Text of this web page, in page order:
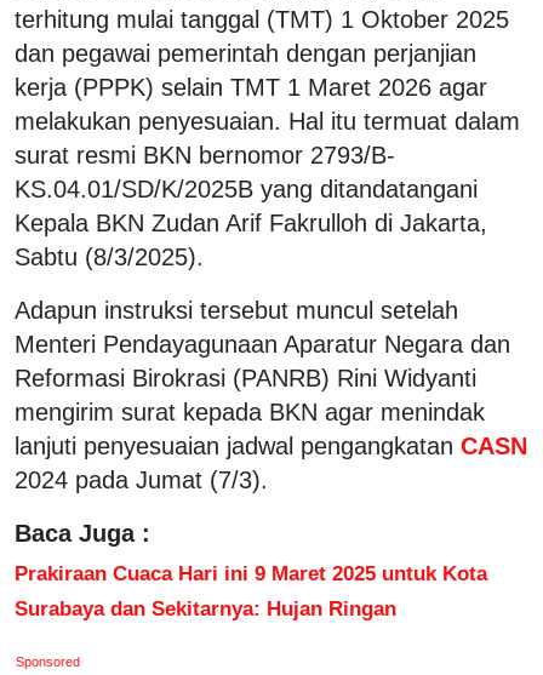
terhitung mulai tanggal (TMT) 1 Oktober 2025
dan pegawai pemerintah dengan perjanjian
kerja (PPPK) selain TMT 1 Maret 2026 agar
melakukan penyesuaian. Hal itu termuat dalam
surat resmi BKN bernomor 2793/B-
KS.04.01/SD/K/2025B yang ditandatangani
Kepala BKN Zudan Arif Fakrulloh di Jakarta,
Sabtu (8/3/2025).
Adapun instruksi tersebut muncul setelah
Menteri Pendayagunaan Aparatur Negara dan
Reformasi Birokrasi (PANRB) Rini Widyanti
mengirim surat kepada BKN agar menindak
lanjuti penyesuaian jadwal pengangkatan CASN
2024 pada Jumat (7/3).
Baca Juga :
Prakiraan Cuaca Hari ini 9 Maret 2025 untuk Kota
Surabaya dan Sekitarnya: Hujan Ringan
Sponsored